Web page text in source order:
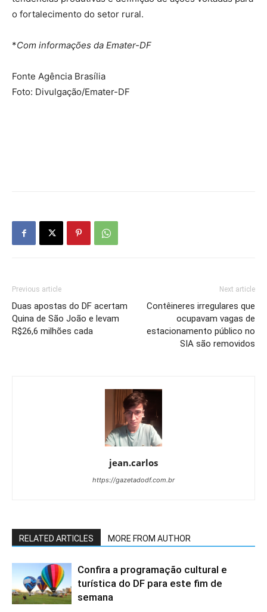
o fortalecimento do setor rural.
*Com informações da Emater-DF
Fonte Agência Brasília
Foto: Divulgação/Emater-DF
Previous article
Duas apostas do DF acertam
Quina de São João e levam
R$26,6 milhões cada
Next article
Contêineres irregulares que
ocupavam vagas de
estacionamento público no
SIA são removidos
jean.carlos
https://gazetadodf.com.br
RELATED ARTICLES MORE FROM AUTHOR
Confira a programação cultural e
turística do DF para este fim de
semana